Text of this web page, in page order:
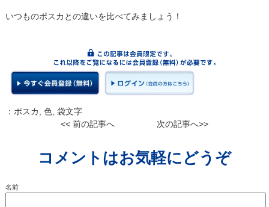
いつものポスカとの違いを比べてみましょう！
： ポスカ, 色, 袋文字
<< 前の記事へ
次の記事へ>>
コメントはお気軽にどうぞ
名前